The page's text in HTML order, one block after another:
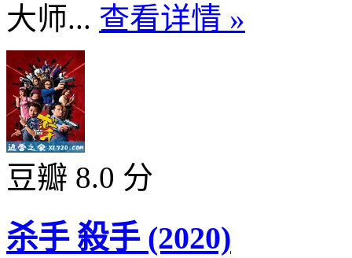
大师... 查看详情 »
豆瓣 8.0 分
杀手 殺手 (2020)